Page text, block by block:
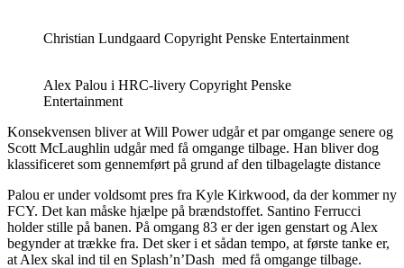
Christian Lundgaard Copyright Penske Entertainment
Alex Palou i HRC-livery Copyright Penske
Entertainment
Konsekvensen bliver at Will Power udgår et par omgange senere og
Scott McLaughlin udgår med få omgange tilbage. Han bliver dog
klassificeret som gennemført på grund af den tilbagelagte distance
Palou er under voldsomt pres fra Kyle Kirkwood, da der kommer ny
FCY. Det kan måske hjælpe på brændstoffet. Santino Ferrucci
holder stille på banen. På omgang 83 er der igen genstart og Alex
begynder at trække fra. Det sker i et sådan tempo, at første tanke er,
at Alex skal ind til en Splash’n’Dash med få omgange tilbage.